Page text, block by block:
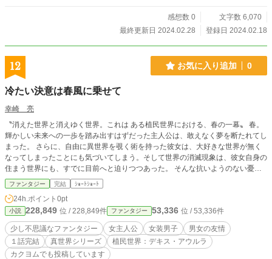
感想数 0
文字数 6,070
最終更新日 2024.02.28
登録日 2024.02.18
12 お気に入り追加 0
冷たい決意は春風に乗せて
幸崎 亮
〝消えた世界と消えゆく世界。これは ある植民世界における、春の一幕〟 春。
輝かしい未来への一歩を踏み出すはずだった主人公は、敢えなく夢を断たれてし
まった。 さらに、自由に異世界を覗く術を持った彼女は、大好きな世界が無く
なってしまったことにも気づいてしまう。そして世界の消滅現象は、彼女自身の
住まう世界にも、すでに目前へと迫りつつあった。 そんな抗いようのない憂鬱
とした気分を振り払うため、彼女は気乗りしないまま、友人との外出へ出かける
ことにしたのだが……。
ファンタジー 完結 ｼｮｰﾄｼｮｰﾄ
24h.ポイント 0pt
小説 228,849 位 / 228,849件 ファンタジー 53,336 位 / 53,336件
少し不思議なファンタジー 女主人公 女装男子
男女の友情
１話完結
真世界シリーズ
植民世界：デキス・アウルラ
カクヨムでも投稿しています